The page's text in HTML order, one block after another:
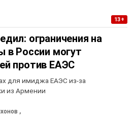
13+
ограничения на
в России могут
против ЕАЭС
для имиджа ЕАЭС из-за
из Армении
,